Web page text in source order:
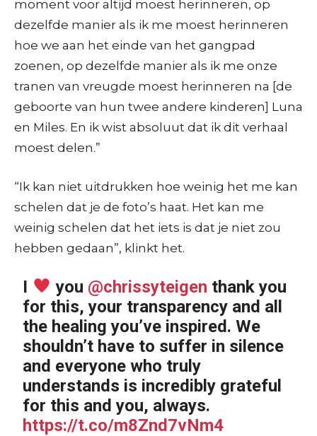
moment voor altijd moest herinneren, op
dezelfde manier als ik me moest herinneren
hoe we aan het einde van het gangpad
zoenen, op dezelfde manier als ik me onze
tranen van vreugde moest herinneren na [de
geboorte van hun twee andere kinderen] Luna
en Miles. En ik wist absoluut dat ik dit verhaal
moest delen.”
“Ik kan niet uitdrukken hoe weinig het me kan
schelen dat je de foto’s haat. Het kan me
weinig schelen dat het iets is dat je niet zou
hebben gedaan”, klinkt het.
I you @chrissyteigen thank you
for this, your transparency and all
the healing you’ve inspired. We
shouldn’t have to suffer in silence
and everyone who truly
understands is incredibly grateful
for this and you, always.
https://t.co/m8Znd7vNm4